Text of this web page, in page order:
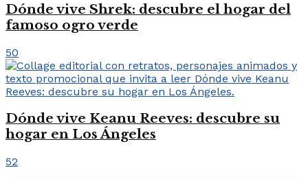
Dónde vive Shrek: descubre el hogar del
famoso ogro verde
50
Dónde vive Keanu Reeves: descubre su
hogar en Los Ángeles
52